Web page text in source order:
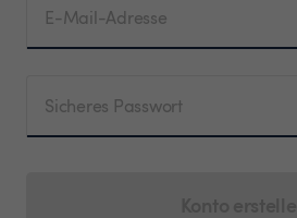
E-Mail-Adresse
Sicheres Passwort